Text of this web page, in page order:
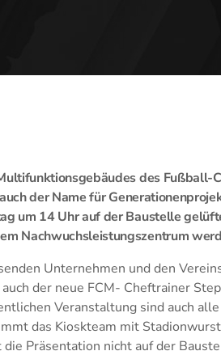
des Fußball-
der Name für
um 14 Uhr auf der Baustelle
Nachwuchsleistungszentrum
Unternehmen und den
der neue FCM- Cheftrainer
Veranstaltung sind auch
das Kioskteam mit
Präsentation nicht auf der